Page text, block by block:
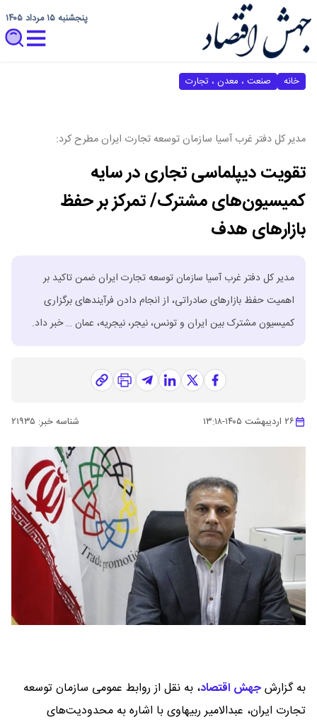
پنجشنبه ۱۵ مرداد ۱۴۰۵
خانه صنعت ، معدن ، تجارت
مدیر کل دفتر غرب آسیا سازمان توسعه تجارت ایران مطرح کرد:
تقویت دیپلماسی تجاری در سایه
کمیسیون‌های مشترک/ تمرکز بر حفظ
بازارهای هدف
مدیر کل دفتر غرب آسیا سازمان توسعه تجارت ایران ضمن تاکید بر
اهمیت حفظ بازارهای صادراتی، از انجام دادن فرآیندهای برگزاری
کمیسیون مشترک بین ایران و تونس، نیجر، نیجریه، عمان … خبر داد.
۲۶ اردیبهشت ۱۴۰۵ -۱۳:۱۸ شناسه خبر: ۲۱۹۳۵
به گزارشجهش اقتصاد، به نقل از روابط عمومی سازمان توسعه
تجارت ایران، عبدالامیر ربیهاوی با اشاره به محدودیت‌های